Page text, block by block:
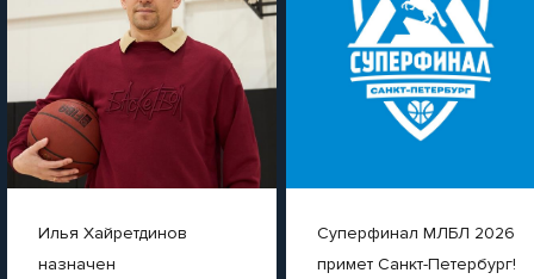
Илья Хайретдинов
назначен
Суперфинал МЛБЛ 2026
примет Санкт-Петербург!